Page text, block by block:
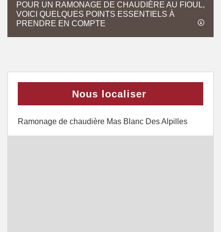
POUR UN RAMONAGE DE CHAUDIÈRE AU FIOUL,
VOICI QUELQUES POINTS ESSENTIELS À
PRENDRE EN COMPTE
Nous localiser
Ramonage de chaudière Mas Blanc Des Alpilles